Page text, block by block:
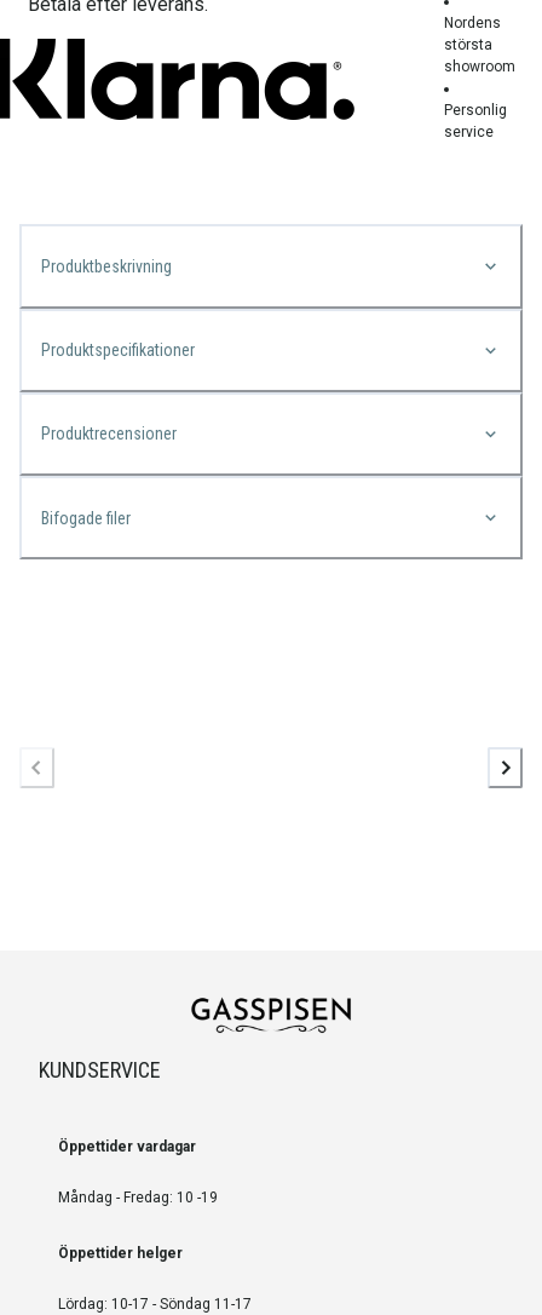
Nordens
största
showroom
Personlig
service
Produktbeskrivning
Produktspecifikationer
Produktrecensioner
Bifogade filer
KUNDSERVICE
Öppettider vardagar
Måndag - Fredag: 10 -19
Öppettider helger
Lördag: 10-17 - Söndag 11-17